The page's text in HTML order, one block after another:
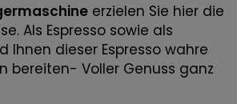
erzielen Sie hier die
Als Espresso sowie als
Ihnen dieser Espresso wahre
bereiten- Voller Genuss ganz